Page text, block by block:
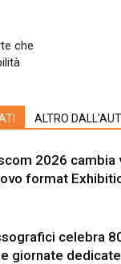
che
ALTRO
2026 cambia
format
celebra
giornate